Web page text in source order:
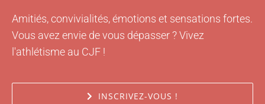
Amitiés, convivialités, émotions et sensations fortes.
Vous avez envie de vous dépasser ? Vivez
l'athlétisme au CJF !
INSCRIVEZ-VOUS !